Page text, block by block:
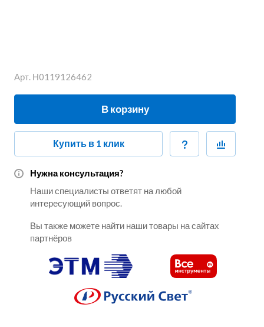
Арт. Н0119126462
В корзину
Купить в 1 клик
Нужна консультация?
Наши специалисты ответят на любой
интересующий вопрос.
Вы также можете найти наши товары на сайтах
партнёров